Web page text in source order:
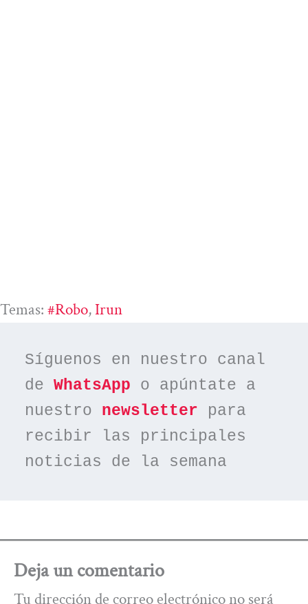
Temas: #robo, Irun
Síguenos en nuestro canal
de WhatsApp o apúntate a
nuestro newsletter para
recibir las principales
noticias de la semana
Deja un comentario
Tu dirección de correo electrónico no será